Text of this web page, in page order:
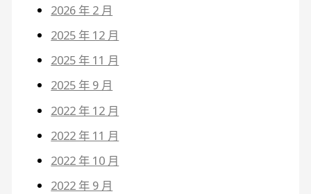
2026 年 2 月
2025 年 12 月
2025 年 11 月
2025 年 9 月
2022 年 12 月
2022 年 11 月
2022 年 10 月
2022 年 9 月